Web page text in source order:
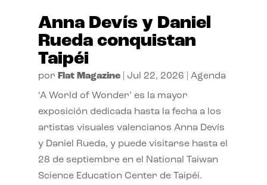
Anna Devís y Daniel
Rueda conquistan
Taipéi
por Flat Magazine| Jul 22, 2026 Agenda
‘A World of Wonder’ es la mayor
exposición dedicada hasta la fecha a los
artistas visuales valencianos Anna Devís
y Daniel Rueda, y puede visitarse hasta el
28 de septiembre en el National Taiwan
Science Education Center de Taipéi.